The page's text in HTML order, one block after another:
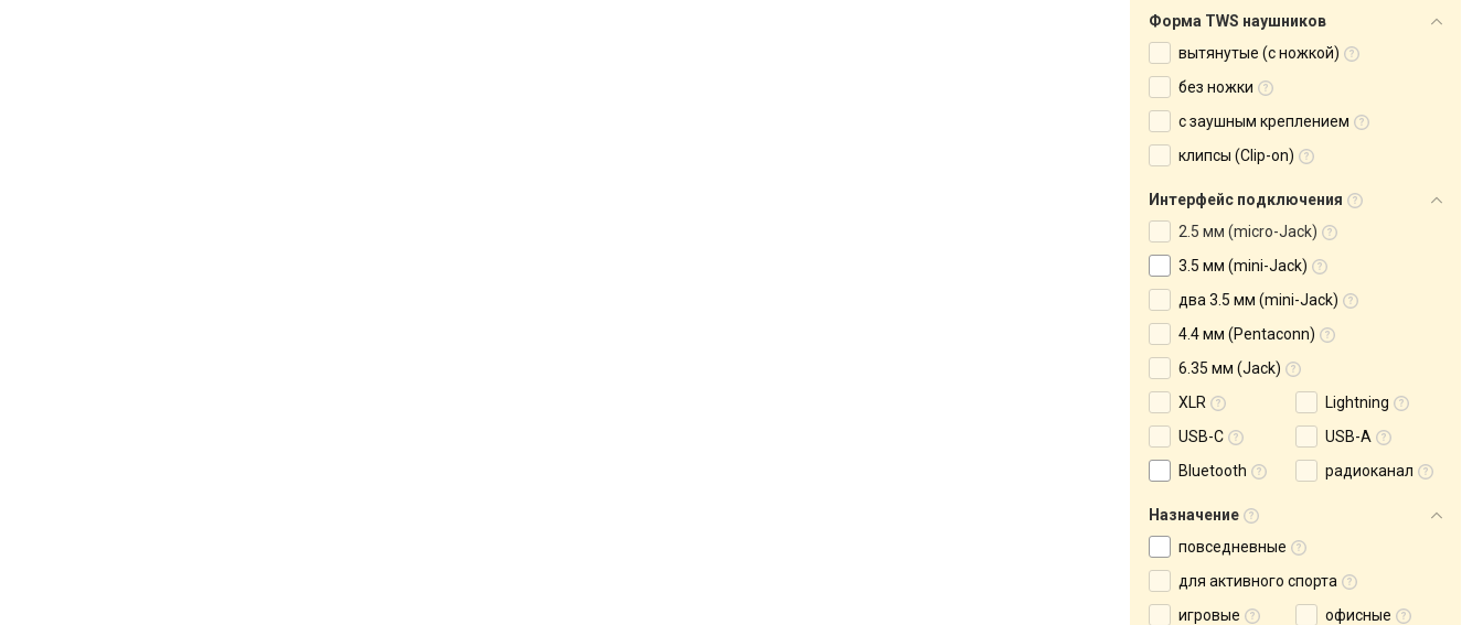
Форма TWS наушников
вытянутые (с ножкой)
без ножки
с заушным креплением
клипсы (Clip-on)
Интерфейс подключения
2.5 мм (micro-Jack)
3.5 мм (mini-Jack)
два 3.5 мм (mini-Jack)
4.4 мм (Pentaconn)
6.35 мм (Jack)
XLR
Lightning
USB-C
USB-A
Bluetooth
радиоканал
Назначение
повседневные
для активного спорта
игровые
офисные